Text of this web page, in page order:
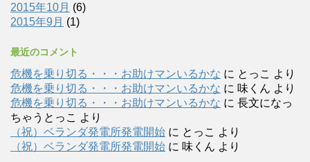
2015年10月 (6)
2015年9月 (1)
最近のコメント
危機を乗り切る・・・お助けマンいるかな に とっこ より
危機を乗り切る・・・お助けマンいるかな に 味くん より
危機を乗り切る・・・お助けマンいるかな に 長文になっ
ちゃうとっこ より
（祝）ベランダ発電所発電開始 に とっこ より
（祝）ベランダ発電所発電開始 に 味くん より